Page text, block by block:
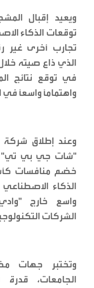
ويعيد إقبال
توقعات الذكاء
تجارب أخرى غير
في توقع نتائج
واهتمامًا واسعًا في
وعند إطلاق شركة
خضم منافسات
الذكاء
واسع خارج
الشركات
وتختبر جهات
الجامعات، قدرة